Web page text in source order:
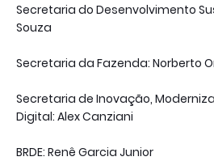
Secretaria do Desenvolvimento
Souza
Secretaria da Fazenda: Norberto
Secretaria de Inovação,
Digital: Alex Canziani
BRDE: Renê Garcia Junior